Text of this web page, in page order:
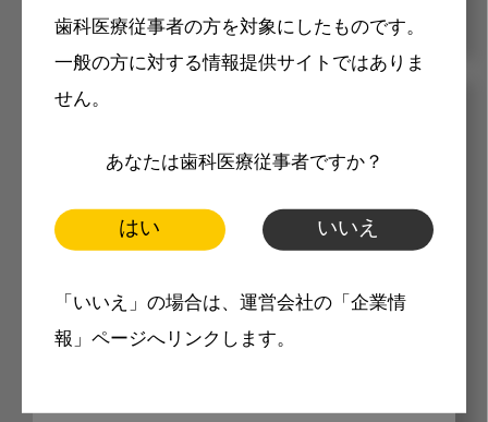
歯科医療従事者の方を対象にしたものです。
一般の方に対する情報提供サイトではありま
せん。
あなたは歯科医療従事者ですか？
はい いいえ
「いいえ」の場合は、運営会社の「企業情
報」ページへリンクします。
Internet DOに掲載されている